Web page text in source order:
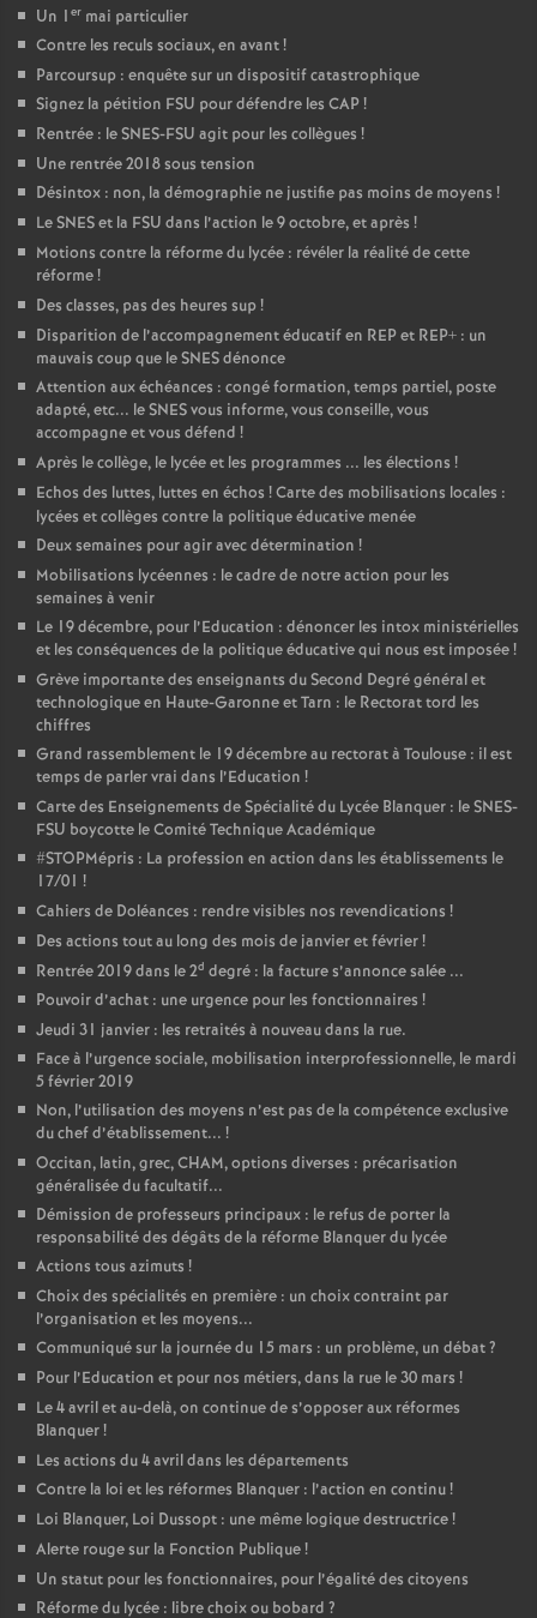
Un 1 er mai particulier
Contre les reculs sociaux, en avant!
Parcoursup : enquête sur un dispositif catastrophique
Signez la pétition FSU pour défendre les CAP!
Rentrée : le SNES-FSU agit pour les collègues !
Une rentrée 2018 sous tension
Désintox : non, la démographie ne justifie pas moins de moyens !
Le SNES et la FSU dans l’action le 9 octobre, et après !
Motions contre la réforme du lycée : révéler la réalité de cette
réforme!
Des classes, pas des heures sup!
Disparition de l’accompagnement éducatif en REP et REP+ : un
mauvais coup que le SNES dénonce
Attention aux échéances : congé formation, temps partiel, poste
adapté, etc... le SNES vous informe, vous conseille, vous
accompagne et vous défend !
Après le collège, le lycée et les programmes ... les élections !
Echos des luttes, luttes en échos ! Carte des mobilisations locales :
lycées et collèges contre la politique éducative menée
Deux semaines pour agir avec détermination !
Mobilisations lycéennes : le cadre de notre action pour les
semaines à venir
Le 19 décembre, pour l’Education : dénoncer les intox ministérielles
et les conséquences de la politique éducative qui nous est imposée!
Grève importante des enseignants du Second Degré général et
technologique en Haute-Garonne et Tarn : le Rectorat tord les
chiffres
Grand rassemblement le 19 décembre au rectorat à Toulouse : il est
temps de parler vrai dans l’Education !
Carte des Enseignements de Spécialité du Lycée Blanquer : le SNES-
FSU boycotte le Comité Technique Académique
#STOPMépris : La profession en action dans les établissements le
17/01 !
Cahiers de Doléances : rendre visibles nos revendications !
Des actions tout au long des mois de janvier et février!
Rentrée 2019 dans le 2d degré : la facture s’annonce salée ...
Pouvoir d’achat : une urgence pour les fonctionnaires !
Jeudi 31 janvier : les retraités à nouveau dans la rue.
Face à l’urgence sociale, mobilisation interprofessionnelle, le mardi
5 février 2019
Non, l’utilisation des moyens n’est pas de la compétence exclusive
du chef d’établissement... !
Occitan, latin, grec, CHAM, options diverses : précarisation
généralisée du facultatif...
Démission de professeurs principaux : le refus de porter la
responsabilité des dégâts de la réforme Blanquer du lycée
Actions tous azimuts !
Choix des spécialités en première : un choix contraint par
l’organisation et les moyens...
Communiqué sur la journée du 15 mars : un problème, un débat?
Pour l’Education et pour nos métiers, dans la rue le 30 mars !
Le 4 avril et au-delà, on continue de s’opposer aux réformes
Blanquer!
Les actions du 4 avril dans les départements
Contre la loi et les réformes Blanquer : l’action en continu!
Loi Blanquer, Loi Dussopt : une même logique destructrice!
Alerte rouge sur la Fonction Publique!
Un statut pour les fonctionnaires, pour l’égalité des citoyens
Réforme du lycée : libre choix ou bobard ?